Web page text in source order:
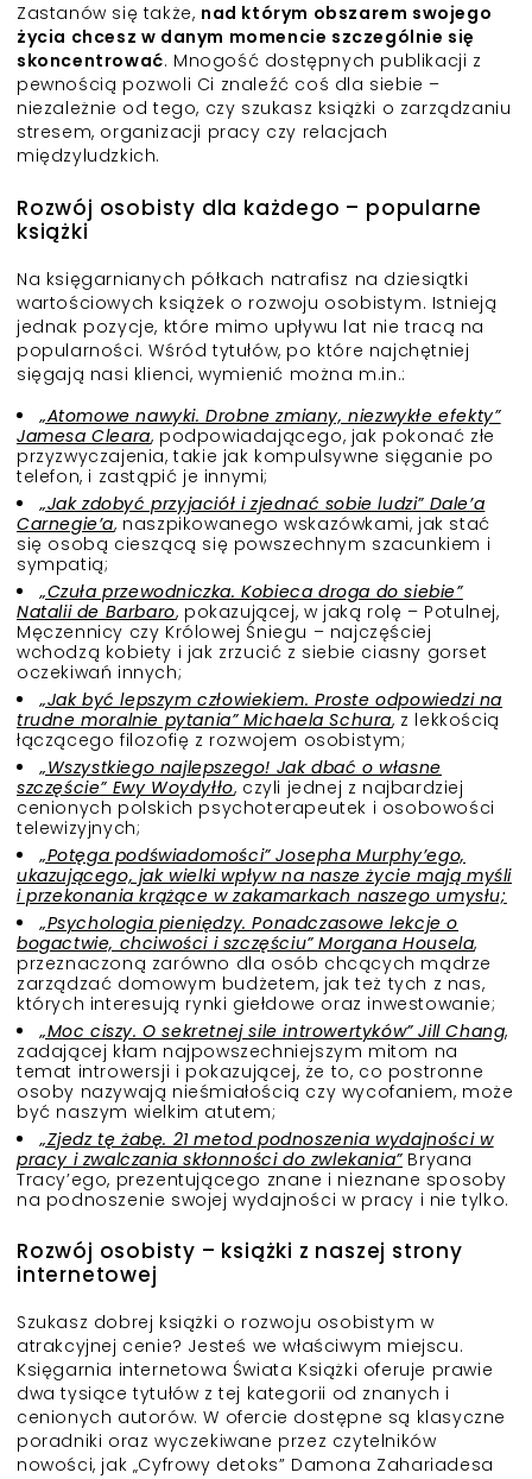
Zastanów się także, nad którym obszarem swojego
życia chcesz w danym momencie szczególnie się
skoncentrować. Mnogość dostępnych publikacji z
pewnością pozwoli Ci znaleźć coś dla siebie –
niezależnie od tego, czy szukasz książki o zarządzaniu
stresem, organizacji pracy czy relacjach
międzyludzkich.
Rozwój osobisty dla każdego – popularne
książki
Na księgarnianych półkach natrafisz na dziesiątki
wartościowych książek o rozwoju osobistym. Istnieją
jednak pozycje, które mimo upływu lat nie tracą na
popularności. Wśród tytułów, po które najchętniej
sięgają nasi klienci, wymienić można m.in.:
„Atomowe nawyki. Drobne zmiany, niezwykłe efekty”
Jamesa Cleara, podpowiadającego, jak pokonać złe
przyzwyczajenia, takie jak kompulsywne sięganie po
telefon, i zastąpić je innymi;
„Jak zdobyć przyjaciół i zjednać sobie ludzi” Dale’a
Carnegie’a, naszpikowanego wskazówkami, jak stać
się osobą cieszącą się powszechnym szacunkiem i
sympatią;
„Czuła przewodniczka. Kobieca droga do siebie”
Natalii de Barbaro, pokazującej, w jaką rolę – Potulnej,
Męczennicy czy Królowej Śniegu – najczęściej
wchodzą kobiety i jak zrzucić z siebie ciasny gorset
oczekiwań innych;
„Jak być lepszym człowiekiem. Proste odpowiedzi na
trudne moralnie pytania” Michaela Schura, z lekkością
łączącego filozofię z rozwojem osobistym;
„Wszystkiego najlepszego! Jak dbać o własne
szczęście” Ewy Woydyłło, czyli jednej z najbardziej
cenionych polskich psychoterapeutek i osobowości
telewizyjnych;
„Potęga podświadomości” Josepha Murphy’ego,
ukazującego, jak wielki wpływ na nasze życie mają myśli
i przekonania krążące w zakamarkach naszego umysłu;
„Psychologia pieniędzy. Ponadczasowe lekcje o
bogactwie, chciwości i szczęściu” Morgana Housela,
przeznaczoną zarówno dla osób chcących mądrze
zarządzać domowym budżetem, jak też tych z nas,
których interesują rynki giełdowe oraz inwestowanie;
„Moc ciszy. O sekretnej sile introwertyków” Jill Chang,
zadającej kłam najpowszechniejszym mitom na
temat introwersji i pokazującej, że to, co postronne
osoby nazywają nieśmiałością czy wycofaniem, może
być naszym wielkim atutem;
„Zjedz tę żabę. 21 metod podnoszenia wydajności w
pracy i zwalczania skłonności do zwlekania”Bryana
Tracy’ego, prezentującego znane i nieznane sposoby
na podnoszenie swojej wydajności w pracy i nie tylko.
Rozwój osobisty – książki z naszej strony
internetowej
Szukasz dobrej książki o rozwoju osobistym w
atrakcyjnej cenie? Jesteś we właściwym miejscu.
Księgarnia internetowa Świata Książki oferuje prawie
dwa tysiące tytułów z tej kategorii od znanych i
cenionych autorów. W ofercie dostępne są klasyczne
poradniki oraz wyczekiwane przez czytelników
nowości, jak „Cyfrowy detoks” Damona Zahariadesa